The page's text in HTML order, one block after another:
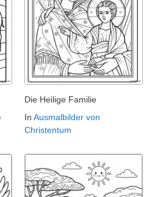
Die Heilige Familie
In Ausmalbilder von
Christentum